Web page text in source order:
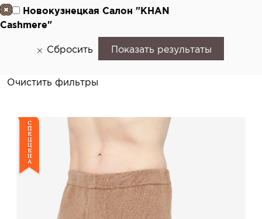
Новокузнецкая Салон "KHAN
Cashmere"
Сбросить Показать результаты
Очистить фильтры